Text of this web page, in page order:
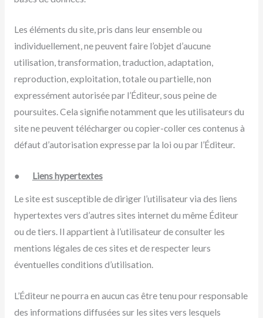
Les éléments du site, pris dans leur ensemble ou
individuellement, ne peuvent faire l’objet d’aucune
utilisation, transformation, traduction, adaptation,
reproduction, exploitation, totale ou partielle, non
expressément autorisée par l’Éditeur, sous peine de
poursuites. Cela signifie notamment que les utilisateurs du
site ne peuvent télécharger ou copier-coller ces contenus à
défaut d’autorisation expresse par la loi ou par l’Éditeur.
● Liens hypertextes
Le site est susceptible de diriger l’utilisateur via des liens
hypertextes vers d’autres sites internet du même Éditeur
ou de tiers. Il appartient à l’utilisateur de consulter les
mentions légales de ces sites et de respecter leurs
éventuelles conditions d’utilisation.
L’Éditeur ne pourra en aucun cas être tenu pour responsable
des informations diffusées sur les sites vers lesquels